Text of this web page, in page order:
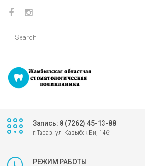
Запись: 8 (7262) 45-13-88
г.Тараз. ул. Казыбек Би, 146;
РЕЖИМ РАБОТЫ